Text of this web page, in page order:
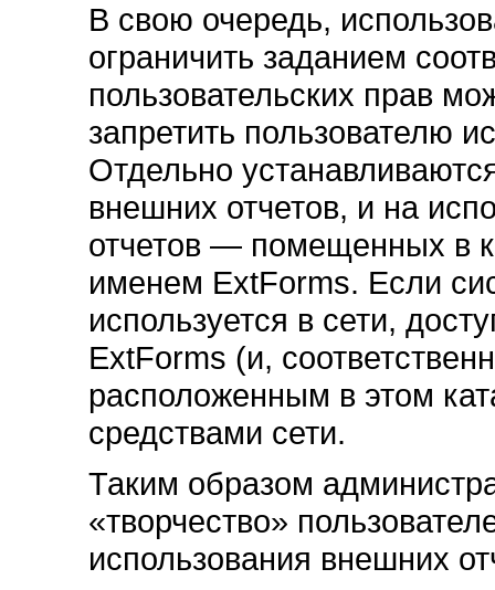
В свою очередь,
ограничить заданием
пользовательских прав
запретить пользователю
Отдельно
внешних отчетов, и на
отчетов — помещенных в
именем ExtForms. Если
используется в сети,
ExtForms (и,
расположенным в этом
средствами сети.
Таким образом
«творчество»
использования внешних